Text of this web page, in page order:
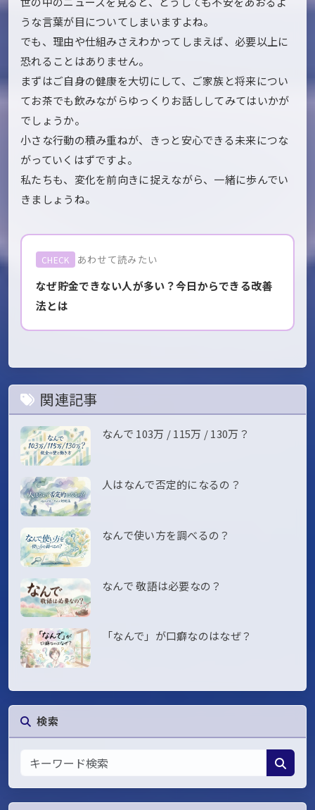
うな言葉が目についてしまいますよね。
でも、理由や仕組みさえわかってしまえば、必要以上に
恐れることはありません。
まずはご自身の健康を大切にして、ご家族と将来につい
てお茶でも飲みながらゆっくりお話ししてみてはいかが
でしょうか。
小さな行動の積み重ねが、きっと安心できる未来につな
がっていくはずですよ。
私たちも、変化を前向きに捉えながら、一緒に歩んでい
きましょうね。
CHECK あわせて読みたい
なぜ貯金できない人が多い？今日からできる改善
法とは
関連記事
なんで 103万 / 115万 / 130万？
人はなんで否定的になるの？
なんで使い方を調べるの？
なんで 敬語は必要なの？
「なんで」が口癖なのはなぜ？
検索